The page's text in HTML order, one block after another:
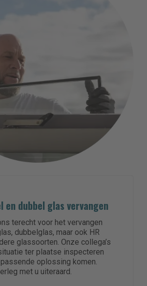
en dubbel glas vervangen
terecht voor het vervangen
dubbelglas, maar ook HR
glassoorten. Onze collega’s
ter plaatse inspecteren
oplossing komen.
met u uiteraard.